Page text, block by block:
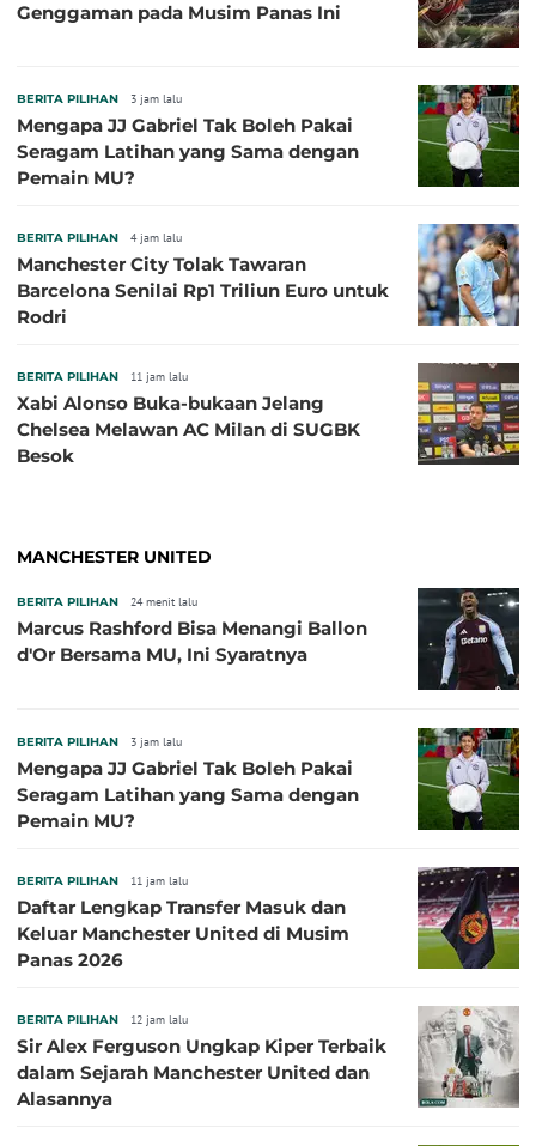
Genggaman pada Musim Panas Ini
BERITA PILIHAN 3 jam lalu
Mengapa JJ Gabriel Tak Boleh Pakai
Seragam Latihan yang Sama dengan
Pemain MU?
BERITA PILIHAN 4 jam lalu
Manchester City Tolak Tawaran
Barcelona Senilai Rp1 Triliun Euro untuk
Rodri
BERITA PILIHAN 11 jam lalu
Xabi Alonso Buka-bukaan Jelang
Chelsea Melawan AC Milan di SUGBK
Besok
MANCHESTER UNITED
BERITA PILIHAN 24 menit lalu
Marcus Rashford Bisa Menangi Ballon
d'Or Bersama MU, Ini Syaratnya
BERITA PILIHAN 3 jam lalu
Mengapa JJ Gabriel Tak Boleh Pakai
Seragam Latihan yang Sama dengan
Pemain MU?
BERITA PILIHAN 11 jam lalu
Daftar Lengkap Transfer Masuk dan
Keluar Manchester United di Musim
Panas 2026
BERITA PILIHAN 12 jam lalu
Sir Alex Ferguson Ungkap Kiper Terbaik
dalam Sejarah Manchester United dan
Alasannya